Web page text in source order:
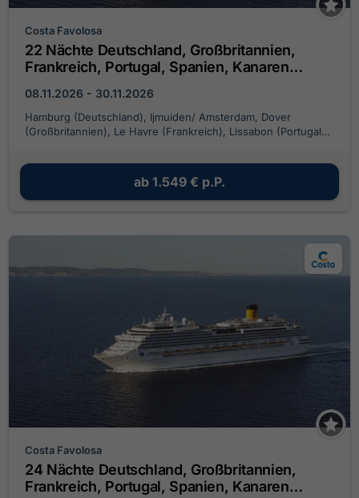
Costa Favolosa
22 Nächte Deutschland, Großbritannien,
Frankreich, Portugal, Spanien, Kanaren
08.11.2026 - 30.11.2026
Hamburg (Deutschland), Ijmuiden/ Amsterdam, Dover
(Großbritannien), Le Havre (Frankreich), Lissabon (Portugal),
Antigua, Bucht von Antigua, Roadtown (Tortola), Santo
Domingo (Dominikanischen Republik)
ab 1.549 € p.P.
Costa Favolosa
24 Nächte Deutschland, Großbritannien,
Frankreich, Portugal, Spanien, Kanaren